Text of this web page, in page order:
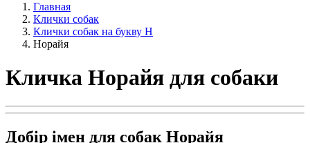
Главная
Клички собак
Клички собак на букву Н
Норайя
Кличка Норайя для собаки
Добір імен для собак Норайя